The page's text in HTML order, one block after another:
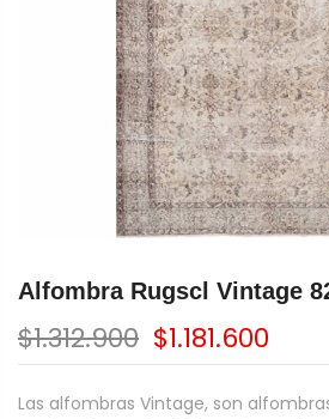
Alfombra Rugscl Vintage
$1.312.900 $1.181.600
Las alfombras Vintage, son